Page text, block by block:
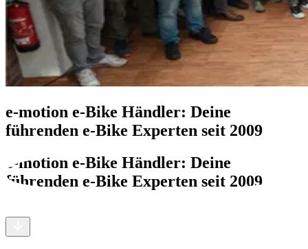
e-motion e-Bike Händler: Deine
führenden e-Bike Experten seit 2009
e-motion e-Bike Händler: Deine
führenden e-Bike Experten seit 2009